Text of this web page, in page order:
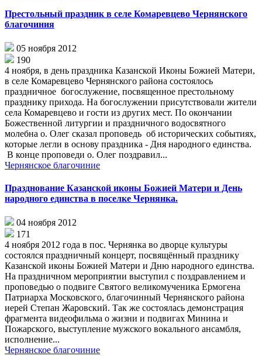
Престольный праздник в селе Комаревцево Чернянского
благочиния
05 ноября 2012
190
4 ноября, в день праздника Казанской Иконы Божией Матери,
в селе Комаревцево Чернянского района состоялось
праздничное богослужение, посвященное престольному
празднику прихода. На богослужении присутствовали жители
села Комаревцево и гости из других мест. По окончании
Божественной литургии и праздничного водосвятного
молебна о. Олег сказал проповедь об исторических событиях,
которые легли в основу праздника - Дня народного единства.
В конце проповеди о. Олег поздравил...
Чернянское благочиние
Празднование Казанской иконы Божией Матери и День
народного единства в поселке Чернянка.
04 ноября 2012
171
4 ноября 2012 года в пос. Чернянка во дворце культуры
состоялся праздничный концерт, посвящённый празднику
Казанской иконы Божией Матери и Дню народного единства.
На праздничном мероприятии выступил с поздравлением и
проповедью о подвиге Святого великомученика Ермогена
Патриарха Московского, благочинный Чернянского района
иерей Степан Жаровский. Так же состоялась демонстрация
фрагмента видеофильма о жизни и подвигах Минина и
Пожарского, выступление мужского вокального ансамбля,
исполнение...
Чернянское благочиние